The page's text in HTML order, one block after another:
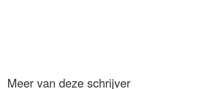
Meer van deze schrijver